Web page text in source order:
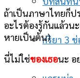
กริยา 3 ช่
ถ้าเป็นภาษาไทยก็ป
อะไรต้องรู้กันแล้วน
หายเป็นต้น)
นี่ไม่ใช่ของเธอนะ อ